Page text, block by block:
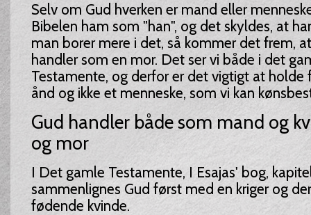
Selv om Gud hverken er mand eller
Bibelen ham som "han", og det skyldes, at
man borer mere i det, så kommer det frem,
handler som en mor. Det ser vi både i det
Testamente, og derfor er det vigtigt at holde
ånd og ikke et menneske, som vi kan
Gud handler både som mand og
og mor
I Det gamle Testamente, I Esajas' bog,
sammenlignes Gud først med en kriger og
fødende kvinde.